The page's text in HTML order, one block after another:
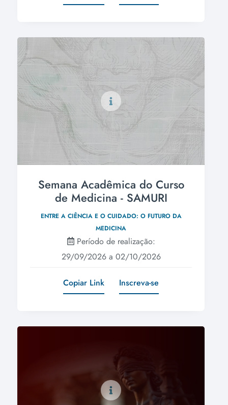
Semana Acadêmica do Curso
de Medicina - SAMURI
ENTRE A CIÊNCIA E O CUIDADO: O FUTURO DA
MEDICINA
Período de realização:
29/09/2026 a 02/10/2026
Copiar Link Inscreva-se